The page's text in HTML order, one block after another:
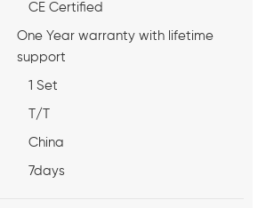
CE Certified
One Year warranty with lifetime
support
1 Set
T/T
China
7days